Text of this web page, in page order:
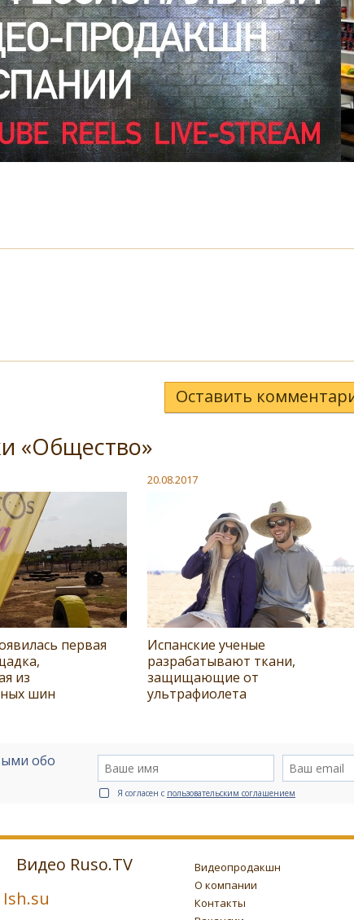
Оставить
«Общество»
первая
из
шин
20.08.2017
Испанские ученые
разрабатывают ткани,
защищающие от
ультрафиолета
обо
Я согласен с пользовательским соглашением
Видео Ruso.TV
Ish.su
Видеопродакшн
О компании
Контакты